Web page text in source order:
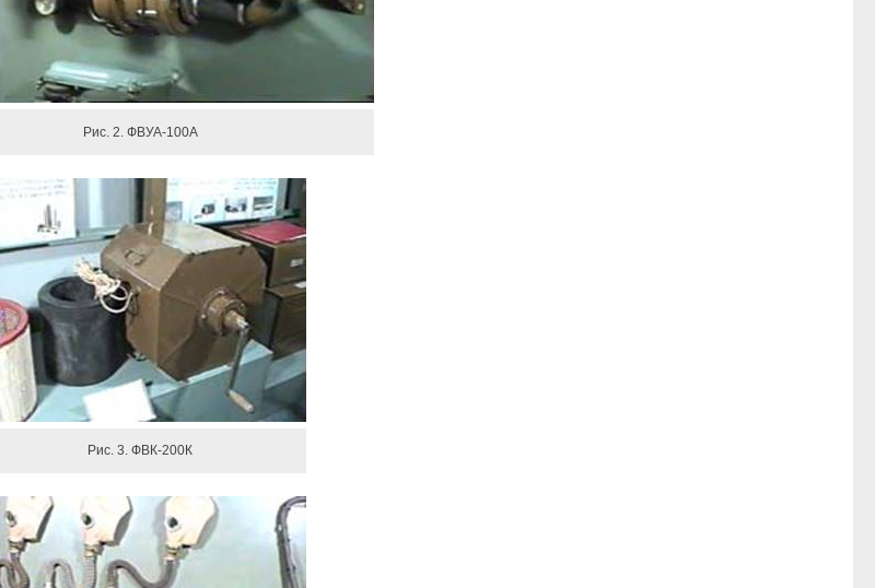
Рис. 2. ФВУА-100А
Рис. 3. ФВК-200К